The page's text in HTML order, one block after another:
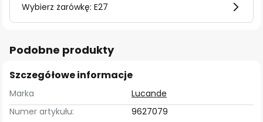
Wybierz żarówkę: E27
Podobne produkty
Szczegółowe informacje
Marka
Lucande
Numer artykułu:
9627079